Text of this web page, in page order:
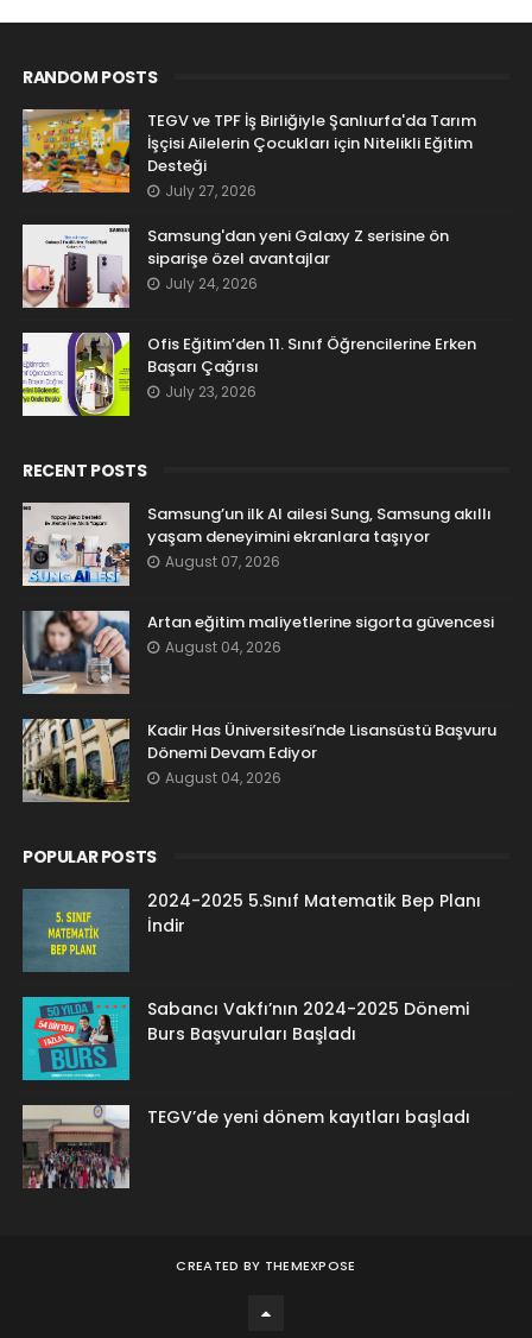
RANDOM POSTS
TEGV ve TPF İş Birliğiyle Şanlıurfa'da Tarım
İşçisi Ailelerin Çocukları için Nitelikli Eğitim
Desteği
July 27, 2026
Samsung'dan yeni Galaxy Z serisine ön
siparişe özel avantajlar
July 24, 2026
Ofis Eğitim’den 11. Sınıf Öğrencilerine Erken
Başarı Çağrısı
July 23, 2026
RECENT POSTS
Samsung’un ilk AI ailesi Sung, Samsung akıllı
yaşam deneyimini ekranlara taşıyor
August 07, 2026
Artan eğitim maliyetlerine sigorta güvencesi
August 04, 2026
Kadir Has Üniversitesi’nde Lisansüstü Başvuru
Dönemi Devam Ediyor
August 04, 2026
POPULAR POSTS
2024-2025 5.Sınıf Matematik Bep Planı
İndir
Sabancı Vakfı’nın 2024-2025 Dönemi
Burs Başvuruları Başladı
TEGV’de yeni dönem kayıtları başladı
CREATED BY THEMEXPOSE